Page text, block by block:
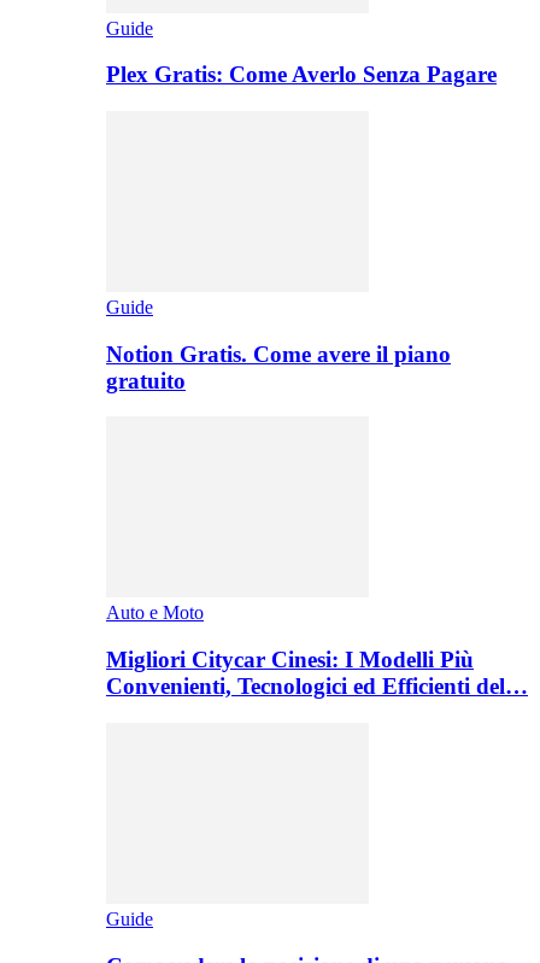
Guide
Plex Gratis: Come Averlo Senza Pagare
Guide
Notion Gratis. Come avere il piano
gratuito
Auto e Moto
Migliori Citycar Cinesi: I Modelli Più
Convenienti, Tecnologici ed Efficienti del…
Guide